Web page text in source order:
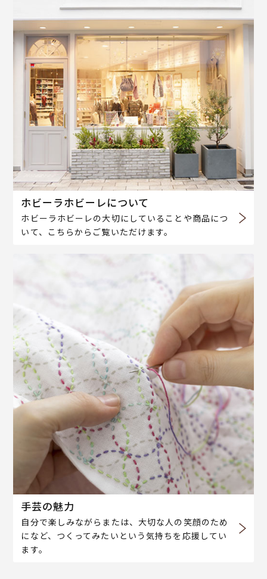
ホビーラホビーレについて
ホビーラホビーレの大切にしていることや商品につ
いて、こちらからご覧いただけます。
手芸の魅力
自分で楽しみながらまたは、大切な人の笑顔のため
になど、つくってみたいという気持ちを応援してい
ます。